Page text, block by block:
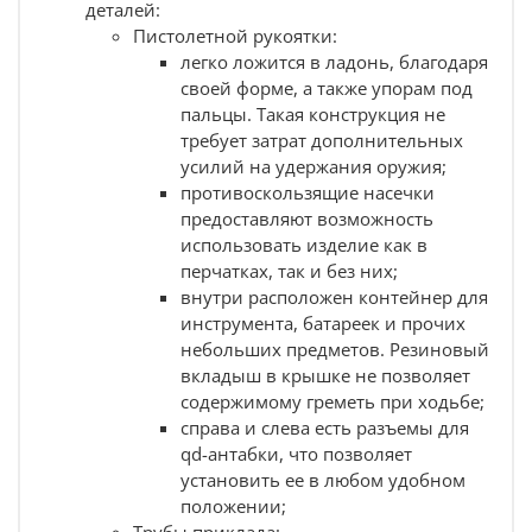
Приклад на Remington 870 легко чистится. Его
можно мыть в воде с мылом или порошком.
Поверхность устойчива к появлению мелких
Армированный стекловолокном полимер хорошо
переносит оружейную химию, мороз и жару, не
боится случайных ударов;
В комплектацию входит заглушка с проушиной
для крепления ремня или карабина.
Предназначена для удобной транспортировки
или хранения ружья. Устанавливается в рукоять
Данная модель производится в трех цветах:
пустыня, олива и черный. Труба, вне зависимости
от версии, остается черного цвета.
Remington 870 и 750, Hawk 982.
быстросъемными антабками.
Взаимозаменяем:
деталей:
Пистолетной рукоятки:
легко ложится в ладонь, благодаря
своей форме, а также упорам под
пальцы. Такая конструкция не
требует затрат дополнительных
усилий на удержания оружия;
противоскользящие насечки
предоставляют возможность
использовать изделие как в
перчатках, так и без них;
внутри расположен контейнер для
инструмента, батареек и прочих
небольших предметов. Резиновый
вкладыш в крышке не позволяет
содержимому греметь при ходьбе;
справа и слева есть разъемы для
qd-антабки, что позволяет
установить ее в любом удобном
положении;